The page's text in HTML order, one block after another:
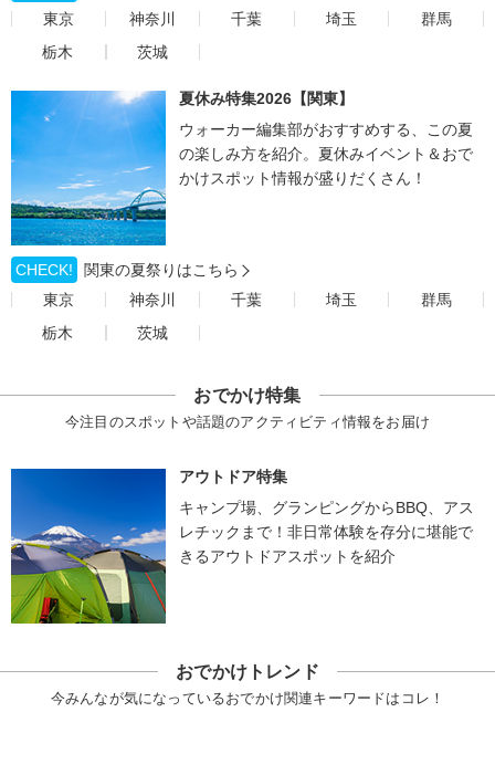
東京
神奈川 千葉 埼玉
群馬
栃木
茨城
夏休み特集2026【関東】
ウォーカー編集部がおすすめする、この夏
の楽しみ方を紹介。夏休みイベント＆おで
かけスポット情報が盛りだくさん！
CHECK!
関東の夏祭りはこちら
東京
神奈川 千葉 埼玉
群馬
栃木
茨城
おでかけ特集
今注目のスポットや話題のアクティビティ情報をお届け
アウトドア特集
キャンプ場、グランピングからBBQ、アス
レチックまで！非日常体験を存分に堪能で
きるアウトドアスポットを紹介
おでかけトレンド
今みんなが気になっているおでかけ関連キーワードはコレ！